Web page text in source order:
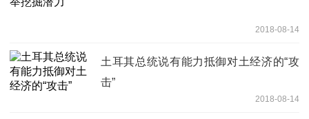
2018-08-14
土耳其总统说有能力抵御对土经济的“攻
击”
2018-08-14